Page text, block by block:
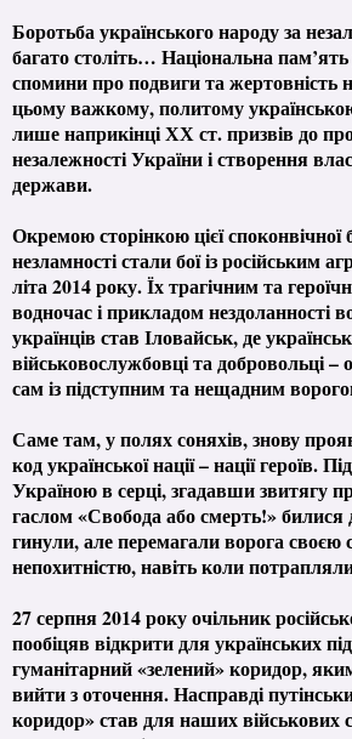
Боротьба українського народу за
багато століть… Національна пам’ять
спомини про подвиги та
цьому важкому, политому
лише наприкінці ХХ ст. призвів до
незалежності України і створення
держави.
Окремою сторінкою цієї споконвічної
незламності стали бої із російським
літа 2014 року. Їх трагічним та
водночас і прикладом нездоланності
українців став Іловайськ, де
військовослужбовці та добровольці
сам із підступним та нещадним
Саме там, у полях соняхів, знову
код української нації – нації героїв.
Україною в серці, згадавши звитягу
гаслом «Свобода або смерть!» билися
гинули, але перемагали ворога своєю
непохитністю, навіть коли
27 серпня 2014 року очільник
пообіцяв відкрити для українських
гуманітарний «зелений» коридор,
вийти з оточення. Насправді
коридор» став для наших